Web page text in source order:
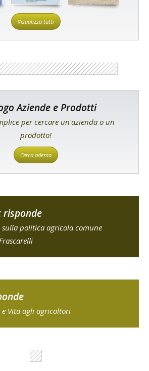
Visualizza tutti
Aziende e Prodotti
per cercare un'azienda o un
prodotto!
Cerca adesso
risponde
politica agricola comune
Vita agli agricoltori